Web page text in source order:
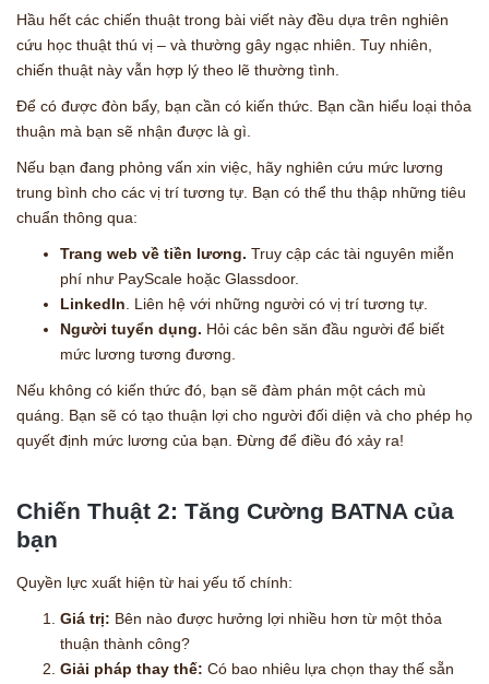
Hầu hết các chiến thuật trong bài viết này đều dựa trên nghiên
cứu học thuật thú vị – và thường gây ngạc nhiên. Tuy nhiên,
chiến thuật này vẫn hợp lý theo lẽ thường tình.
Để có được đòn bẩy, bạn cần có kiến thức. Bạn cần hiểu loại thỏa
thuận mà bạn sẽ nhận được là gì.
Nếu bạn đang phỏng vấn xin việc, hãy nghiên cứu mức lương
trung bình cho các vị trí tương tự. Bạn có thể thu thập những tiêu
chuẩn thông qua:
Trang web về tiền lương. Truy cập các tài nguyên miễn
phí như PayScale hoặc Glassdoor.
LinkedIn. Liên hệ với những người có vị trí tương tự.
Người tuyển dụng. Hỏi các bên săn đầu người để biết
mức lương tương đương.
Nếu không có kiến thức đó, bạn sẽ đàm phán một cách mù
quáng. Bạn sẽ có tạo thuận lợi cho người đối diện và cho phép họ
quyết định mức lương của bạn. Đừng để điều đó xảy ra!
Chiến Thuật 2: Tăng Cường BATNA của
bạn
Quyền lực xuất hiện từ hai yếu tố chính:
Giá trị: Bên nào được hưởng lợi nhiều hơn từ một thỏa
thuận thành công?
Giải pháp thay thế: Có bao nhiêu lựa chọn thay thế sẵn